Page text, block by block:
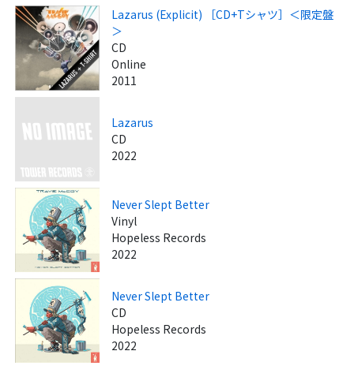
Lazarus (Explicit) ［CD+Tシャツ］＜限定盤
＞
CD
Online
2011
Lazarus
CD
2022
Never Slept Better
Vinyl
Hopeless Records
2022
Never Slept Better
CD
Hopeless Records
2022